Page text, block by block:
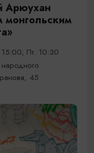
Арюухан
монгольским
Пт. 10:30
45